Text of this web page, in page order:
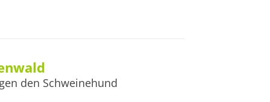
den Schweinehund